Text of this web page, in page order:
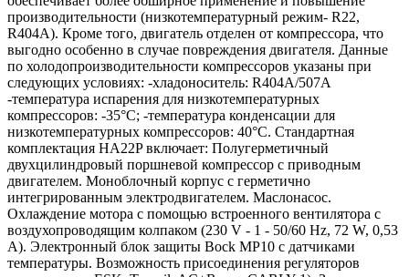
производительности (низкотемпературный режим- R22,
R404A). Кроме того, двигатель отделен от компрессора, что
выгодно особенно в случае повреждения двигателя. Данные
по холодопроизводительности компрессоров указаны при
следующих условиях: -хладоноситель: R404A/507A
-температура испарения для низкотемпературных
компрессоров: -35°C; -температура конденсации для
низкотемпературных компрессоров: 40°C. Стандартная
комплектация HA22P включает: Полугерметичный
двухцилиндровый поршневой компрессор с приводным
двигателем. Моноблочный корпус с герметично
интегрированным электродвигателем. Маслонасос.
Охлаждение мотора с помощью встроенного вентилятора с
воздухопроводящим колпаком (230 V - 1 - 50/60 Hz, 72 W, 0,53
A). Электронный блок защиты Bock MP10 с датчиками
температуры. Возможность присоединения регуляторов